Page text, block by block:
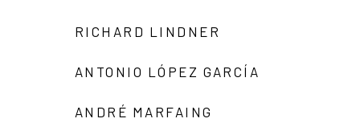
RICHARD LINDNER
ANTONIO LÓPEZ GARCÍA
ANDRÉ MARFAING